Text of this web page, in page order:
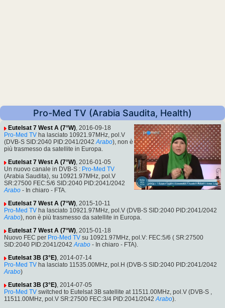
Pro-Med TV (Arabia Saudita, Health)
Eutelsat 7 West A (7°W), 2016-09-18
Pro-Med TV ha lasciato 10921.97MHz, pol.V
(DVB-S SID:2040 PID:2041/2042 Arabo), non è
più trasmesso da satellite in Europa.
Eutelsat 7 West A (7°W), 2016-01-05
Un nuovo canale in DVB-S : Pro-Med TV
(Arabia Saudita), su 10921.97MHz, pol.V
SR:27500 FEC:5/6 SID:2040 PID:2041/2042
Arabo - In chiaro - FTA.
Eutelsat 7 West A (7°W), 2015-10-11
Pro-Med TV ha lasciato 10921.97MHz, pol.V (DVB-S SID:2040 PID:2041/2042
Arabo), non è più trasmesso da satellite in Europa.
Eutelsat 7 West A (7°W), 2015-01-18
Nuovo FEC per Pro-Med TV su 10921.97MHz, pol.V: FEC:5/6 ( SR:27500
SID:2040 PID:2041/2042 Arabo - In chiaro - FTA).
Eutelsat 3B (3°E), 2014-07-14
Pro-Med TV ha lasciato 11535.00MHz, pol.H (DVB-S SID:2040 PID:2041/2042
Arabo)
Eutelsat 3B (3°E), 2014-07-05
Pro-Med TV switched to Eutelsat 3B satellite at 11511.00MHz, pol.V (DVB-S ,
11511.00MHz, pol.V SR:27500 FEC:3/4 PID:2041/2042 Arabo).